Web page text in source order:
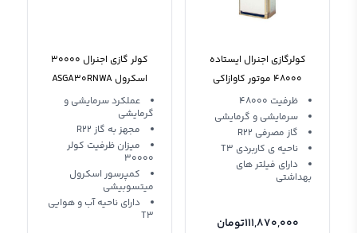
کولرگازی اجنرال ایستاده
48000 موتور کاوازاکی
AGGA48RMWA-R
ظرفیت 48000
سرمایشی و گرمایشی
گاز مصرفی R22
ناحیه ی کاربردی T3
دارای فیلتر های
بهداشتی
111,870,000تومان
کولر گازی اجنرال 30000
اسکرول ASGA30RNWA
R22 T3
عملکرد سرمایشی و
گرمایشی
مجهز به گاز R22
میزان ظرفیت کولر
30000
کمپرسور اسکرول
میتسوبیشی
دارای ناحیه آب و هوایی
T3